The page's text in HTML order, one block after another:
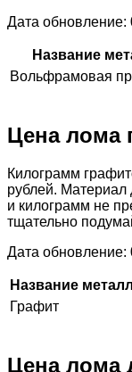
Дата обновление:
Название
Вольфрамовая
Цена лома
Килограмм
рублей. Материал
и килограмм не
тщательно
Дата обновление:
Название
Графит
Цена лома